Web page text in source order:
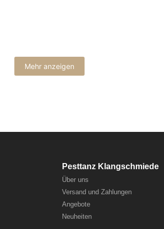
Mehr anzeigen
Pesttanz Klangschmiede
Über uns
Versand und Zahlungen
Angebote
Neuheiten